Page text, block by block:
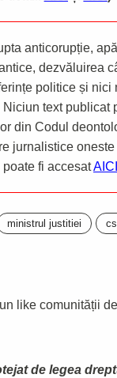
anticorupție,
dezvăluirea
politice și nici
text publicat
din Codul
jurnalistice oneste
fi accesatAICI
ministrul justitiei
like comunității
de legea